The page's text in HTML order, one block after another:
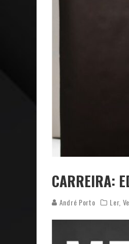
ARTE: GALERIA
CARREIRA:
André Porto Ler,